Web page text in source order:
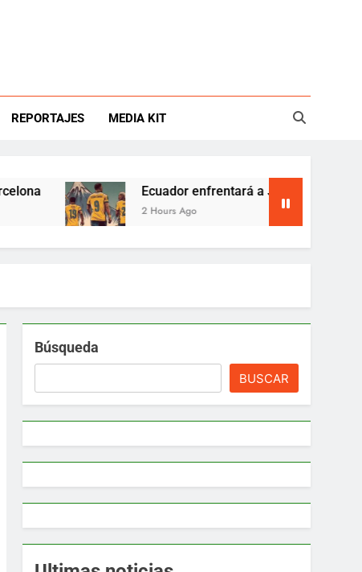
REPORTAJES MEDIA KIT
Ecuador enfrentará a Japón en torneo
2 Hours Ago
Búsqueda
BUSCAR